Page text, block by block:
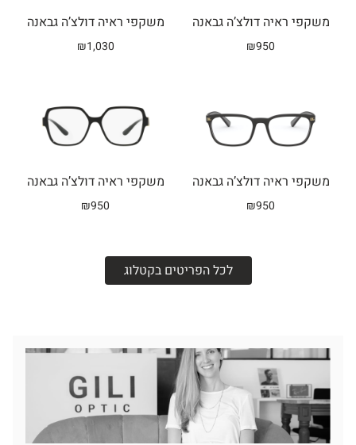
משקפי ראיה דולצ’ה גבאנה
₪1,030
משקפי ראיה דולצ’ה גבאנה
₪950
משקפי ראיה דולצ’ה גבאנה
₪950
משקפי ראיה דולצ’ה גבאנה
₪950
לכל הפריטים בקטלוג